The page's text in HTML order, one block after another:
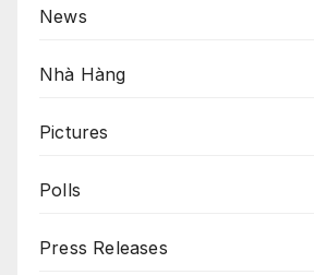
News
Nhà Hàng
Pictures
Polls
Press Releases